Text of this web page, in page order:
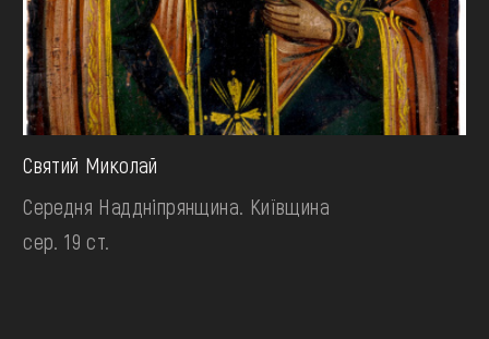
Святий Миколай
Середня Наддніпрянщина. Київщина
сер. 19 ст.